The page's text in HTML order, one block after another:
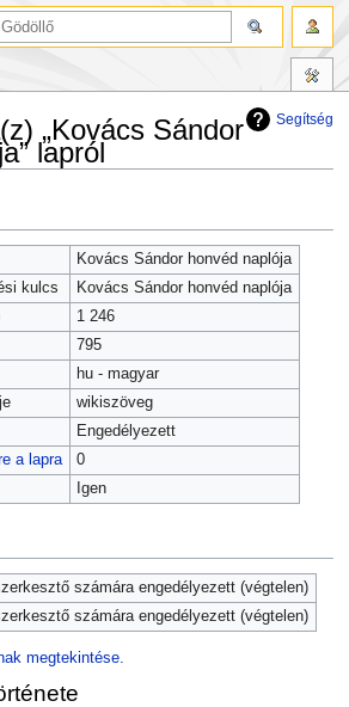
Segítség
„Kovács Sándor
lapról
Kovács Sándor honvéd naplója
kulcs
Kovács Sándor honvéd naplója
1 246
795
hu - magyar
wikiszöveg
Engedélyezett
a lapra
0
Igen
számára engedélyezett (végtelen)
számára engedélyezett (végtelen)
megtekintése.